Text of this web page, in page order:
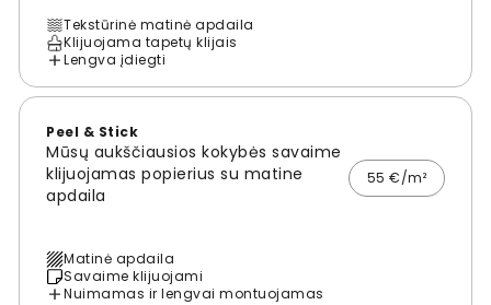
Tekstūrinė matinė apdaila
Klijuojama tapetų klijais
Lengva įdiegti
Peel & Stick
Mūsų aukščiausios kokybės savaime
klijuojamas popierius su matine
apdaila
55 €/m²
Matinė apdaila
Savaime klijuojami
Nuimamas ir lengvai montuojamas